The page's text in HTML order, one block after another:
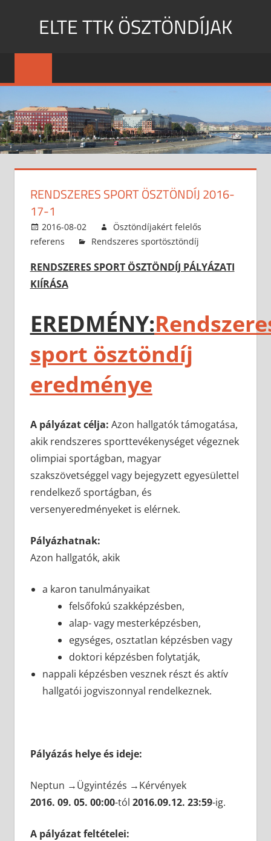
ELTE TTK ÖSZTÖNDÍJAK
RENDSZERES SPORT ÖSZTÖNDÍJ 2016-
17-1
2016-08-02
Ösztöndíjakért felelős
referens
Rendszeres sportösztöndíj
RENDSZERES SPORT ÖSZTÖNDÍJ PÁLYÁZATI
KIÍRÁSA
EREDMÉNY:
sport ösztöndíj
eredménye
A pályázat célja: Azon hallgatók támogatása,
akik rendszeres sporttevékenységet végeznek
olimpiai sportágban, magyar
szakszövetséggel vagy bejegyzett egyesülettel
rendelkező sportágban, és
versenyeredményeket is elérnek.
Pályázhatnak:
Azon hallgatók, akik
a karon tanulmányaikat
felsőfokú szakképzésben,
alap- vagy mesterképzésben,
egységes, osztatlan képzésben vagy
doktori képzésben folytatják,
nappali képzésben vesznek részt és aktív
hallgatói jogviszonnyal rendelkeznek.
Pályázás helye és ideje:
Neptun →Ügyintézés →Kérvények
2016. 09. 05. 00:00-tól 2016.09.12. 23:59-ig.
A pályázat feltételei: